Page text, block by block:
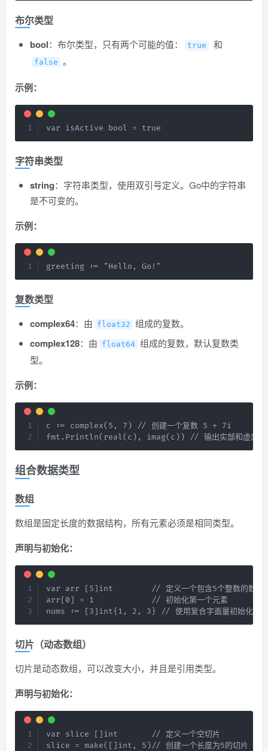
布尔类型
bool：布尔类型，只有两个可能的值： true 和
false 。
示例：
var isActive bool = true
字符串类型
string：字符串类型，使用双引号定义。Go中的字符串
是不可变的。
示例：
greeting := "Hello, Go!"
复数类型
complex64：由 float32 组成的复数。
complex128：由 float64 组成的复数，默认复数类
型。
示例：
c := complex(5, 7) // 创建一个复数 5 + 7i
fmt.Println(real(c), imag(c)) // 输出实部和虚部
组合数据类型
数组
数组是固定长度的数据结构，所有元素必须是相同类型。
声明与初始化：
var arr [5]int        // 定义一个包含5个整数的数组
arr[0] = 1            // 初始化第一个元素
nums := [3]int{1, 2, 3} // 使用复合字面量初始化数组
切片（动态数组）
切片是动态数组，可以改变大小，并且是引用类型。
声明与初始化：
var slice []int       // 定义一个空切片
slice = make([]int, 5)// 创建一个长度为5的切片